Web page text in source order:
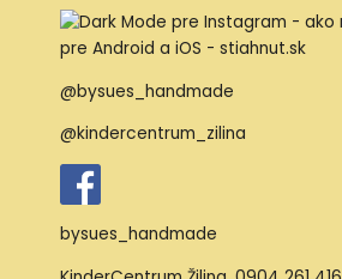
@bysues_handmade
@kindercentrum_zilina
bysues_handmade